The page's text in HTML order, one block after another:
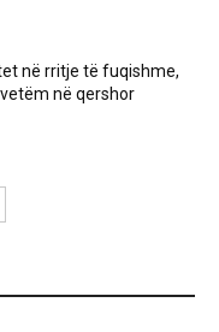
në rritje të fuqishme,
në qershor